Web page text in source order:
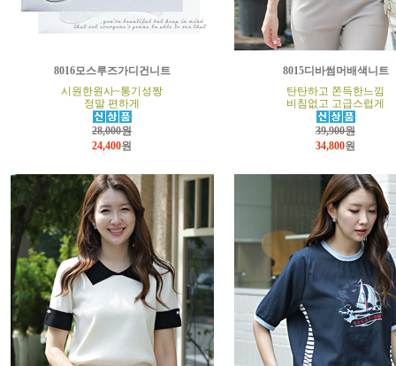
8016모스루즈가디건니트
시원한원사~통기성짱
정말 편하게
28,000원
24,400원
8015디바썸머배색니트
탄탄하고 쫀득한느낌
비침없고 고급스럽게
39,900원
34,800원